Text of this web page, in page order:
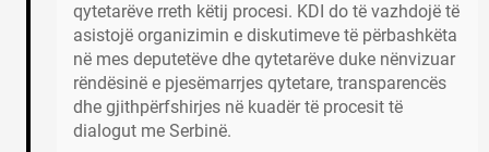
qytetarëve rreth këtij procesi. KDI do të vazhdojë të
asistojë organizimin e diskutimeve të përbashkëta
në mes deputetëve dhe qytetarëve duke nënvizuar
rëndësinë e pjesëmarrjes qytetare, transparencës
dhe gjithpërfshirjes në kuadër të procesit të
dialogut me Serbinë.